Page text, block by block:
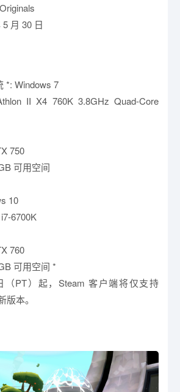
月 30 日
*: Windows 7
II X4 760K 3.8GHz Quad-Core
750
可用空间
10
6700K
760
可用空间 *
（PT）起，Steam 客户端将仅支持
本。